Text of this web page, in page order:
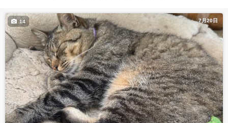
7月20日
14